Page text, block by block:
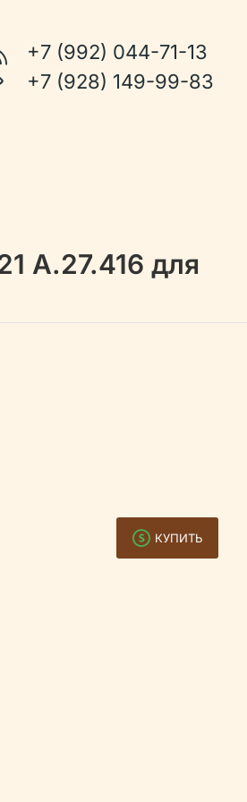
+7 (992) 044-71-13
+7 (928) 149-99-83
А.27.416 для
КУПИТЬ